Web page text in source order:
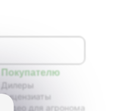
Покупателю
Дилеры
Лицензиаты
Видео для агронома